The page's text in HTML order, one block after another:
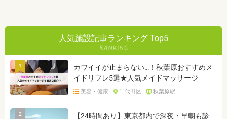
人気施設記事ランキング Top5
1
カワイイが止まらない…！秋葉原おすすめメ
イドリフレ5選★人気メイドマッサージ
美容・健康 千代田区 秋葉原駅
2
【24時間あり】東京都内で深夜・早朝も診